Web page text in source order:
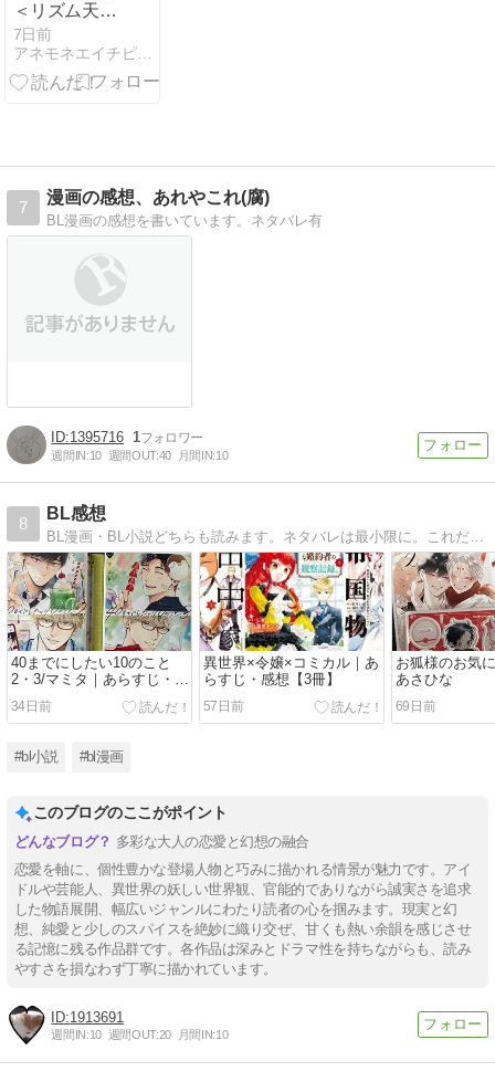
＜リズム天国
ミラクルスタ
ーズ＞ [イラス
ト]
7日前
アネモネエイチピーラボ
7
漫画の感想、あれやこれ(腐)
BL漫画の感想を書いています。ネタバレ有
1395716 1
週間IN:10 週間OUT:40 月間IN:10
8
BL感想
BL漫画・BL小説どちらも読みます。ネタバレは最小限に。これだけを気を付けて、気ままに感想を綴っていきます。
40までにしたい10のこと
2・3/マミタ｜あらすじ・感
34日前
異世界×令嬢×コミカル｜あ
らすじ・感想【3冊】
57日前
お狐様のお気
あさひな
69日前
#bl小説 #bl漫画
このブログのここがポイント
多彩な大人の恋愛と幻想の融合
恋愛を軸に、個性豊かな登場人物と巧みに描かれる情景が魅力です。アイ
ドルや芸能人、異世界の妖しい世界観、官能的でありながら誠実さを追求
した物語展開、幅広いジャンルにわたり読者の心を掴みます。現実と幻
想、純愛と少しのスパイスを絶妙に織り交ぜ、甘くも熱い余韻を感じさせ
る記憶に残る作品群です。各作品は深みとドラマ性を持ちながらも、読み
やすさを損なわず丁寧に描かれています。
1913691
週間IN:10 週間OUT:20 月間IN:10